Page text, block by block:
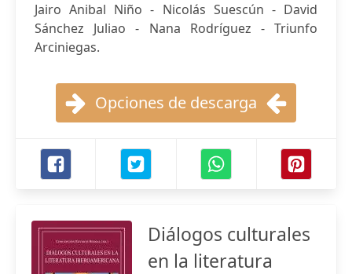
Jairo Anibal Niño - Nicolás Suescún - David
Sánchez Juliao - Nana Rodríguez - Triunfo
Arciniegas.
Opciones de descarga
Diálogos culturales
en la literatura